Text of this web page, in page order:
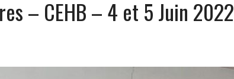
– CEHB – 4 et 5 Juin 2022